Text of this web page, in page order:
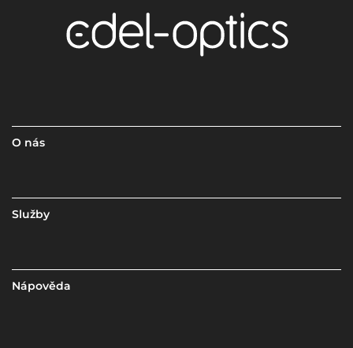
O nás
Služby
Nápověda